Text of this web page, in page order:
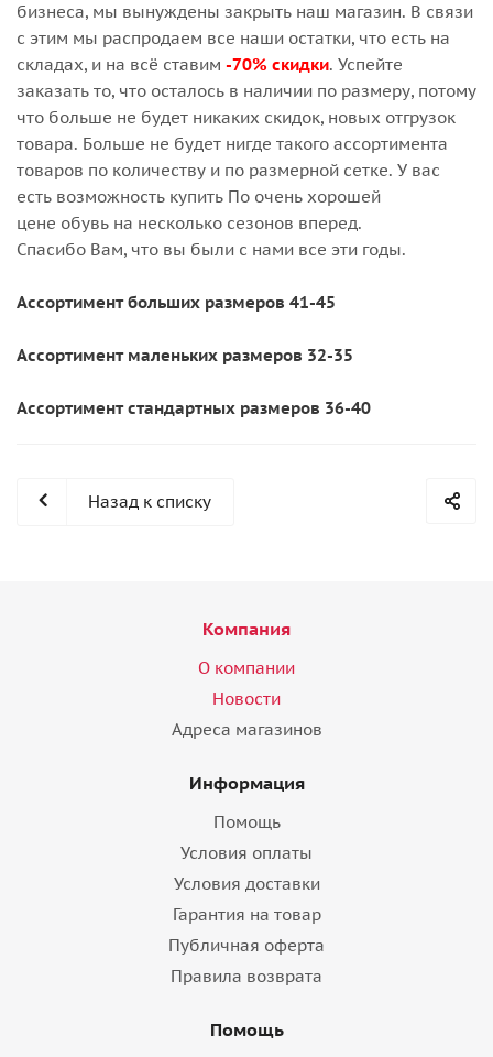
бизнеса, мы вынуждены закрыть наш магазин. В связи
с этим мы распродаем все наши остатки, что есть на
складах, и на всё ставим -70% скидки. Успейте
заказать то, что осталось в наличии по размеру, потому
что больше не будет никаких скидок, новых отгрузок
товара. Больше не будет нигде такого ассортимента
товаров по количеству и по размерной сетке. У вас
есть возможность купить По очень хорошей
цене обувь на несколько сезонов вперед.
Спасибо Вам, что вы были с нами все эти годы.
Ассортимент больших размеров 41-45
Ассортимент маленьких размеров 32-35
Ассортимент стандартных размеров 36-40
Назад к списку
Компания
О компании
Новости
Адреса магазинов
Информация
Помощь
Условия оплаты
Условия доставки
Гарантия на товар
Публичная оферта
Правила возврата
Помощь